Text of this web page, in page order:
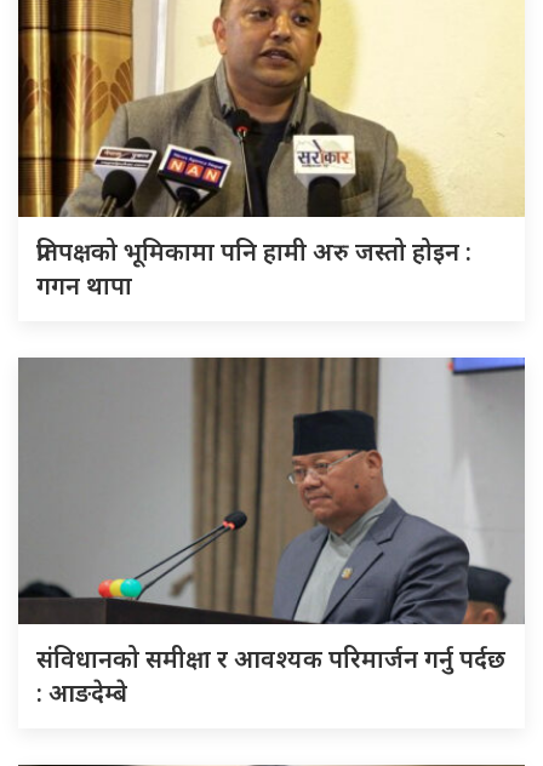
प्रतिपक्षको भूमिकामा पनि हामी अरु जस्तो होइन :
गगन थापा
संविधानको समीक्षा र आवश्यक परिमार्जन गर्नु पर्दछ
: आङदेम्बे